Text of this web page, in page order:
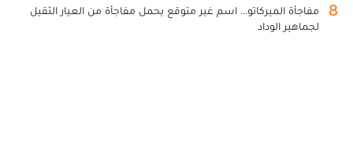
8
مفاجأة الميركاتو... اسم غير متوقع يحمل مفاجأة من العيار الثقيل
لجماهير الوداد